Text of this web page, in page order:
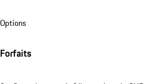
Options
Forfaits